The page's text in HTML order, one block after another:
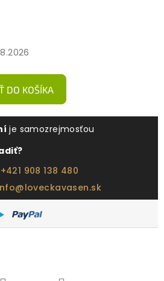
DO KOŠÍKA
je samozrejmosťou
+421 908 138 480